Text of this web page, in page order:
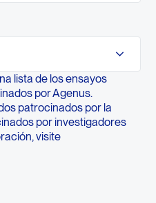
lista de los ensayos
por Agenus.
patrocinados por la
por investigadores
visite